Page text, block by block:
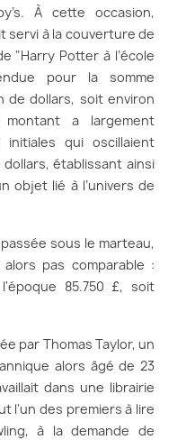
À cette occasion,
servi à la couverture de
"Harry Potter à l’école
pour la somme
de dollars, soit environ
montant a largement
qui oscillaient
établissant ainsi
objet lié à l’univers de
sous le marteau,
pas comparable :
85.750 £, soit
par Thomas Taylor, un
alors âgé de 23
dans une librairie
l'un des premiers à lire
à la demande de